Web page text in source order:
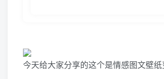
今天给大家分享的这个是情感图文壁